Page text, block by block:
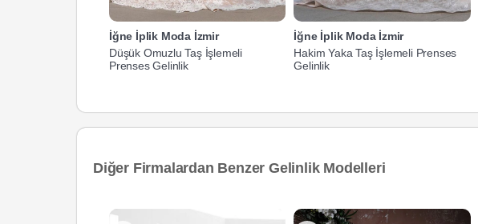
İğne İplik Moda İzmir
Düşük Omuzlu Taş İşlemeli
Prenses Gelinlik
İğne İplik Moda İzmir
Hakim Yaka Taş İşlemeli Prenses
Gelinlik
Diğer Firmalardan Benzer Gelinlik Modelleri